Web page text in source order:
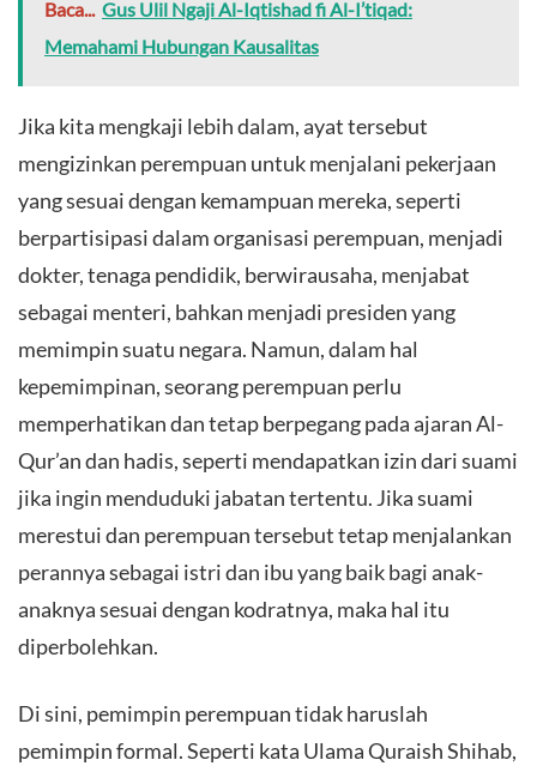
Baca... Gus Ulil Ngaji Al-Iqtishad fi Al-I’tiqad:
Memahami Hubungan Kausalitas
Jika kita mengkaji lebih dalam, ayat tersebut
mengizinkan perempuan untuk menjalani pekerjaan
yang sesuai dengan kemampuan mereka, seperti
berpartisipasi dalam organisasi perempuan, menjadi
dokter, tenaga pendidik, berwirausaha, menjabat
sebagai menteri, bahkan menjadi presiden yang
memimpin suatu negara. Namun, dalam hal
kepemimpinan, seorang perempuan perlu
memperhatikan dan tetap berpegang pada ajaran Al-
Qur’an dan hadis, seperti mendapatkan izin dari suami
jika ingin menduduki jabatan tertentu. Jika suami
merestui dan perempuan tersebut tetap menjalankan
perannya sebagai istri dan ibu yang baik bagi anak-
anaknya sesuai dengan kodratnya, maka hal itu
diperbolehkan.
Di sini, pemimpin perempuan tidak haruslah
pemimpin formal. Seperti kata Ulama Quraish Shihab,